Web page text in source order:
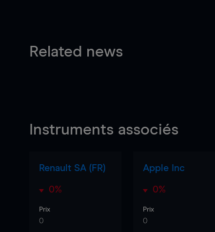
Related news
Instruments associés
Renault SA (FR)
0%
Prix
0
Apple Inc
0%
Prix
0